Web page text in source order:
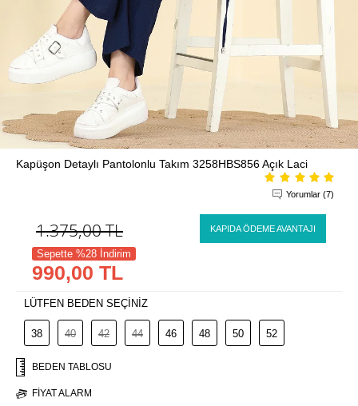
Kapüşon Detaylı Pantolonlu Takım 3258HBS856 Açık Laci
Yorumlar (7)
1.375,00TL KAPIDA ÖDEME AVANTAJI
Sepette %28 İndirim
990,00 TL
LÜTFEN BEDEN SEÇİNİZ
38 40 42 44 46 48 50 52
BEDEN TABLOSU
FIYAT ALARM